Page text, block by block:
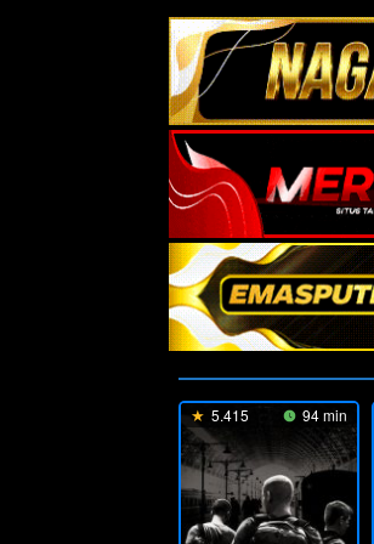
5.415 94 min